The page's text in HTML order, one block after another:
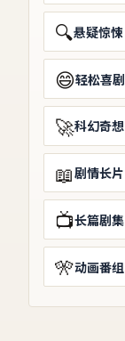
🔍悬疑惊悚
😄轻松喜剧
🚀科幻奇想
📖剧情长片
📺长篇剧集
🎌动画番组